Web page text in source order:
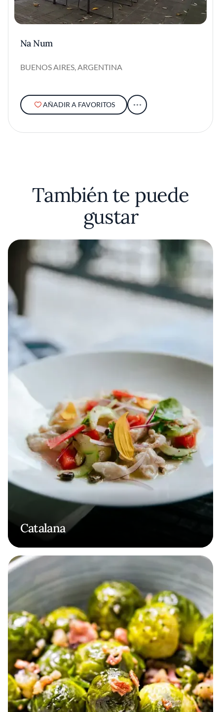
Na Num
BUENOS AIRES, ARGENTINA
AÑADIR A FAVORITOS
También te puede
gustar
Catalana